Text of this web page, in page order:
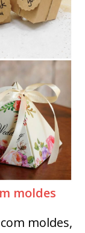
moldes
moldes,